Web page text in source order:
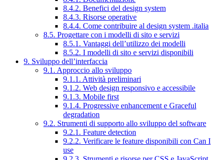
8.4.2. Benefici del design system
8.4.3. Risorse operative
8.4.4. Come contribuire al design system .italia
8.5. Progettare con i modelli di sito e servizi
8.5.1. Vantaggi dell’utilizzo dei modelli
8.5.2. I modelli di sito e servizi disponibili
9. Sviluppo dell’interfaccia
9.1. Approccio allo sviluppo
9.1.1. Attività preliminari
9.1.2. Web design responsivo e accessibile
9.1.3. Mobile first
9.1.4. Progressive enhancement e Graceful
degradation
9.2. Strumenti di supporto allo sviluppo del software
9.2.1. Feature detection
9.2.2. Verificare le feature disponibili con Can I
use